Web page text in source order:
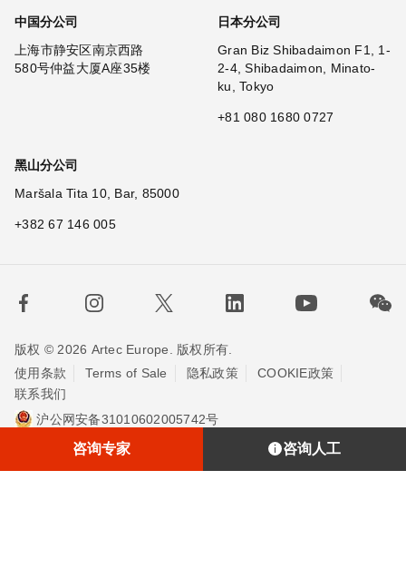
咨询人工
中国分公司
上海市静安区南京西路
580号仲益大厦A座35楼
日本分公司
Gran Biz Shibadaimon F1, 1-
2-4, Shibadaimon, Minato-
ku, Tokyo
+81 080 1680 0727
黑山分公司
Maršala Tita 10, Bar, 85000
+382 67 146 005
版权 © 2026 Artec Europe. 版权所有.
使用条款
Terms of Sale 隐私政策
COOKIE政策
联系我们
沪公网安备31010602005742号
埃太科™（上海）贸易有限责任公司
沪ICP备20013748号-2
咨询专家